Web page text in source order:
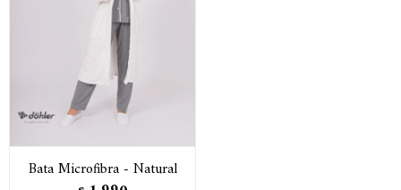
Bata Microfibra - Natural